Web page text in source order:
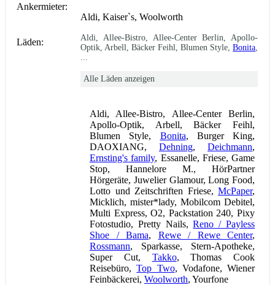
Ankermieter:
Aldi, Kaiser`s, Woolworth
Läden:
Aldi, Allee-Bistro, Allee-Center Berlin, Apollo-
Optik, Arbell, Bäcker Feihl, Blumen Style, Bonita
Alle Läden anzeigen
Aldi, Allee-Bistro, Allee-Center Berlin,
Apollo-Optik, Arbell, Bäcker Feihl,
Blumen Style, Bonita, Burger King,
DAOXIANG, Dehning, Deichmann,
Ernsting's family, Essanelle, Friese, Game
Stop, Hannelore M., HörPartner
Hörgeräte, Juwelier Glamour, Long Food,
Lotto und Zeitschriften Friese, McPaper,
Micklich, mister*lady, Mobilcom Debitel,
Multi Express, O2, Packstation 240, Pixy
Fotostudio, Pretty Nails,Reno / Payless
Shoe / Bama, Rewe / Rewe Center,
Rossmann, Sparkasse, Stern-Apotheke,
Super Cut, Takko, Thomas Cook
Reisebüro,Top Two, Vodafone, Wiener
Feinbäckerei, Woolworth, Yourfone